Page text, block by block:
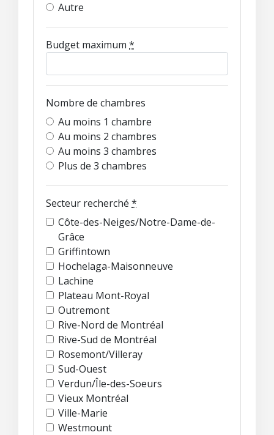
Autre
Budget maximum *
Nombre de chambres
Au moins 1 chambre
Au moins 2 chambres
Au moins 3 chambres
Plus de 3 chambres
Secteur recherché *
Côte-des-Neiges/Notre-Dame-de-
Grâce
Griffintown
Hochelaga-Maisonneuve
Lachine
Plateau Mont-Royal
Outremont
Rive-Nord de Montréal
Rive-Sud de Montréal
Rosemont/Villeray
Sud-Ouest
Verdun/Île-des-Soeurs
Vieux Montréal
Ville-Marie
Westmount